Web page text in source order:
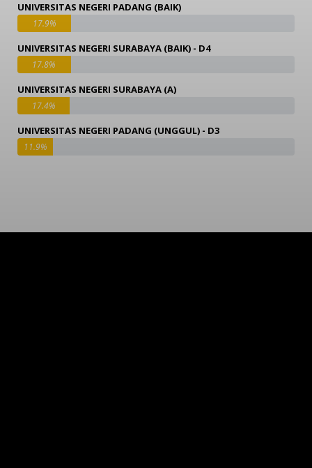
UNIVERSITAS NEGERI PADANG (BAIK)
17.9%
UNIVERSITAS NEGERI SURABAYA (BAIK) - D4
17.8%
UNIVERSITAS NEGERI SURABAYA (A)
17.4%
UNIVERSITAS NEGERI PADANG (UNGGUL) - D3
11.9%